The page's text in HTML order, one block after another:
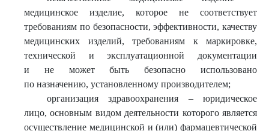
медицинское изделие, которое не соответствует
требованиям по безопасности, эффективности, качеству
медицинских изделий, требованиям к маркировке,
технической и эксплуатационной документации
и не может быть безопасно использовано
по назначению, установленному производителем;
организация здравоохранения – юридическое
лицо, основным видом деятельности которого является
осуществление медицинской и (или) фармацевтической